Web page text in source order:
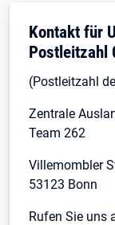
Kontakt für
Postleitzahl
(Postleitzahl
Zentrale
Team 262
Villemombler
53123 Bonn
Rufen Sie uns